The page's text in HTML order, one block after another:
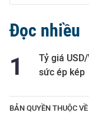
Đọc nhiều
Tỷ giá
sức ép kép
BẢN QUYỀN THUỘC